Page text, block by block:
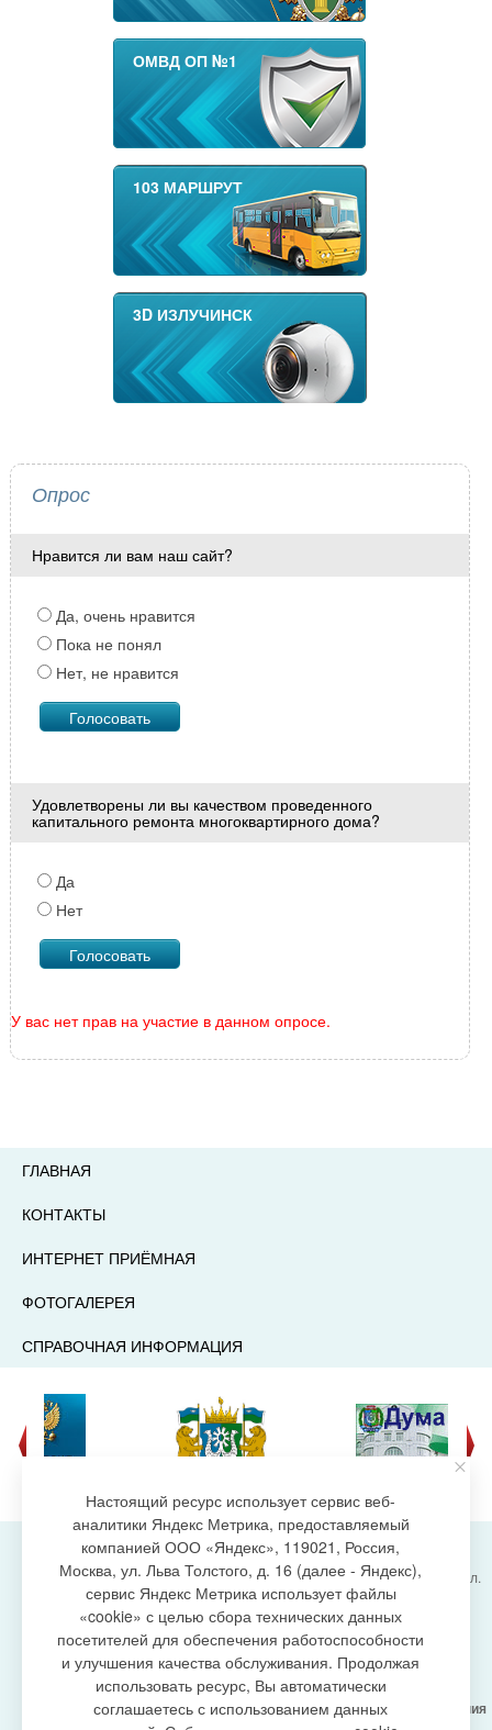
ОМВД ОП №1
103 МАРШРУТ
3D ИЗЛУЧИНСК
Опрос
Нравится ли вам наш сайт?
Да, очень нравится
Пока не понял
Нет, не нравится
Удовлетворены ли вы качеством проведенного
капитального ремонта многоквартирного дома?
Да
Нет
У вас нет прав на участие в данном опросе.
ГЛАВНАЯ
КОНТАКТЫ
ИНТЕРНЕТ ПРИЁМНАЯ
ФОТОГАЛЕРЕЯ
СПРАВОЧНАЯ ИНФОРМАЦИЯ
создание сайта
Администрация городского поселения Излучинск, ул.
Энергетиков, 6, пгт. Излучинск, Нижневартовский
район,
Ханты-Мансийский автономный округ-Югра
(Тюменская область), 628634
Сетевое изданиеhttps://www.gp-izluchinsk.ru
16+
Учредитель -Администрация городского поселения
Настоящий ресурс использует сервис веб-
аналитики Яндекс Метрика, предоставляемый
компанией ООО «Яндекс», 119021, Россия,
Москва, ул. Льва Толстого, д. 16 (далее - Яндекс),
сервис Яндекс Метрика использует файлы
«cookie» с целью сбора технических данных
посетителей для обеспечения работоспособности
и улучшения качества обслуживания. Продолжая
использовать ресурс, Вы автоматически
соглашаетесь с использованием данных